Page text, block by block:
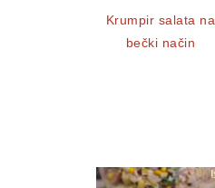
Krumpir salata na
bečki način